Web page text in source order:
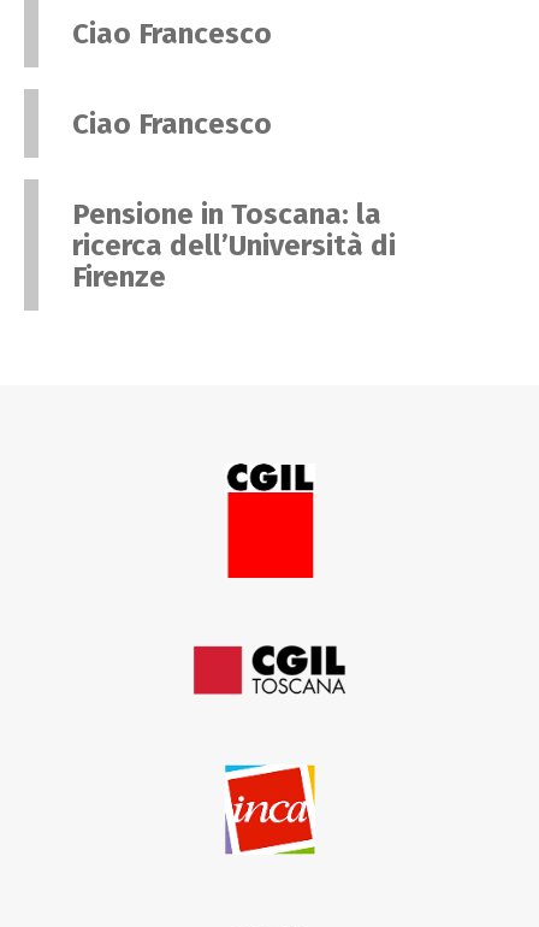
Ciao Francesco
Ciao Francesco
Pensione in Toscana: la
ricerca dell’Università di
Firenze